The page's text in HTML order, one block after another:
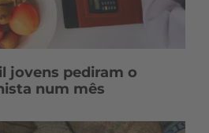
jovens pediram o
num mês